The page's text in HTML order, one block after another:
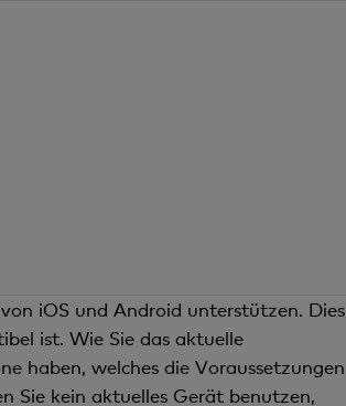
iOS und Android unterstützen. Dies
ist. Wie Sie das aktuelle
haben, welches die Voraussetzungen
Sie kein aktuelles Gerät benutzen,